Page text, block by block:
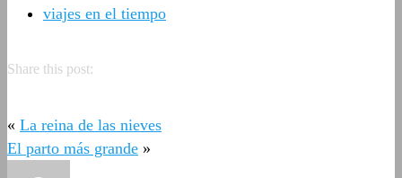
viajes en el tiempo
Share this post:
« La reina de las nieves
El parto más grande »